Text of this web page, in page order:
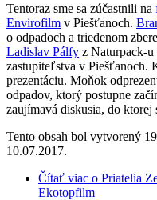
Tentoraz sme sa zúčastnili na
Envirofilm v Piešťanoch.
o odpadoch a triedenom
Ladislav Pálfy z Naturpack-u
zastupiteľstva v Piešťanoch.
prezentáciu. Moňok
odpadov, ktorý postupne
zaujímavá diskusia, do
Tento obsah bol vytvorený
10.07.2017.
Čítať viac o Priatelia
Ekotopfilm